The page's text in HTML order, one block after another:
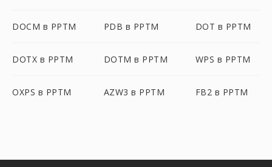
DOCM в PPTM PDB в PPTM DOT в PPTM
DOTX в PPTM DOTM в PPTM WPS в PPTM
OXPS в PPTM AZW3 в PPTM FB2 в PPTM